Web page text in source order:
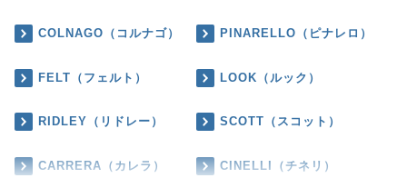
COLNAGO（コルナゴ） PINARELLO（ピナレロ）
FELT（フェルト） LOOK（ルック）
RIDLEY（リドレー） SCOTT（スコット）
CARRERA（カレラ） CINELLI（チネリ）